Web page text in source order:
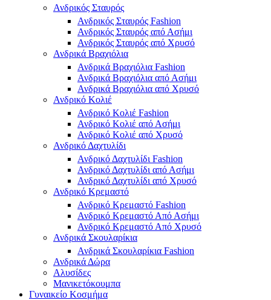
Ανδρικός Σταυρός
Ανδρικός Σταυρός Fashion
Ανδρικός Σταυρός από Ασήμι
Ανδρικός Σταυρός από Χρυσό
Ανδρικά Βραχιόλια
Ανδρικά Βραχιόλια Fashion
Ανδρικά Βραχιόλια από Ασήμι
Ανδρικά Βραχιόλια από Χρυσό
Ανδρικό Κολιέ
Ανδρικό Κολιέ Fashion
Ανδρικό Κολιέ από Ασήμι
Ανδρικό Κολιέ από Χρυσό
Ανδρικό Δαχτυλίδι
Ανδρικό Δαχτυλίδι Fashion
Ανδρικό Δαχτυλίδι από Ασήμι
Ανδρικό Δαχτυλίδι από Χρυσό
Ανδρικό Κρεμαστό
Ανδρικό Κρεμαστό Fashion
Ανδρικό Κρεμαστό Από Ασήμι
Ανδρικό Κρεμαστό Από Χρυσό
Ανδρικά Σκουλαρίκια
Ανδρικά Σκουλαρίκια Fashion
Ανδρικά Δώρα
Αλυσίδες
Μανικετόκουμπα
Γυναικείο Κοσμήμα